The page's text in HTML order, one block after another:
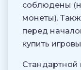
соблюдены
монеты).
перед
купить
Стандартной